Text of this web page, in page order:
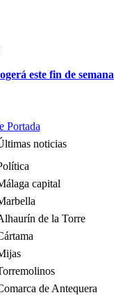
este fin de semana
Portada
noticias
capital
de la Torre
de Antequera